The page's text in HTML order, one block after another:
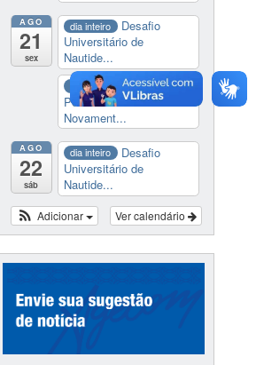
AGO
21
sex
dia inteiro
Desafio
Universitário de
Nautide...
dia inteiro
Exposição:
Perder Tudo.
Novament...
AGO
22
sáb
dia inteiro
Desafio
Universitário de
Nautide...
Ver calendário
Adicionar